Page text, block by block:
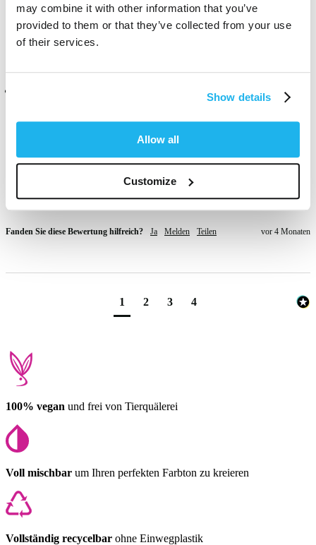
may combine it with other information that you’ve
provided to them or that they’ve collected from your use
of their services.
Show details
Allow all
Customize
Fanden Sie diese Bewertung hilfreich? Ja Melden Teilen
Dublin, IE
I cant wait to use Turqoise to bring me back to ny signature cool-
toned look!
Fanden Sie diese Bewertung hilfreich? Ja Melden Teilen vor 4 Monaten
1 2 3 4
100% vegan und frei von Tierquälerei
Voll mischbar um Ihren perfekten Farbton zu kreieren
Vollständig recycelbar ohne Einwegplastik